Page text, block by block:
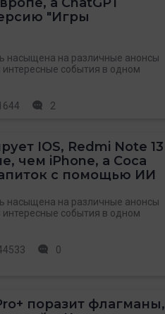
"Игры
насыщена на различные анонсы
события в одном
2
IOS, Redmi Note 13
чем iPhone, а Coca
с помощью ИИ
насыщена на различные анонсы
события в одном
0
поразит флагманы,